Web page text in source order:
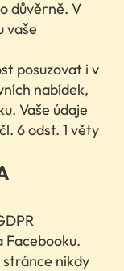
důvěrně. V
vaše
posuzovat i v
nabídek,
Vaše údaje
6 odst. 1 věty
Facebooku.
stránce nikdy